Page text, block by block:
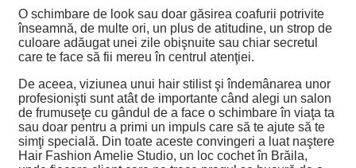
O schimbare de look sau doar găsirea coafurii potrivite
înseamnă, de multe ori, un plus de atitudine, un strop de
culoare adăugat unei zile obişnuite sau chiar secretul
care te face să fii mereu în centrul atenţiei.
De aceea, viziunea unui hair stilist şi îndemânarea unor
profesionişti sunt atât de importante când alegi un salon
de frumuseţe cu gândul de a face o schimbare în viaţa ta
sau doar pentru a primi un impuls care să te ajute să te
simţi specială. Din toate aceste convingeri a luat naştere
Hair Fashion Amelie Studio, un loc cochet în Brăila,